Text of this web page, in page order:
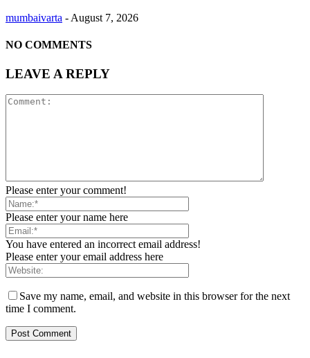
mumbaivarta - August 7, 2026
NO COMMENTS
LEAVE A REPLY
Please enter your comment!
Please enter your name here
You have entered an incorrect email address!
Please enter your email address here
Save my name, email, and website in this browser for the next
time I comment.